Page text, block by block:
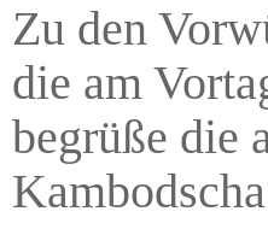
Zu den
die am
begrüße die